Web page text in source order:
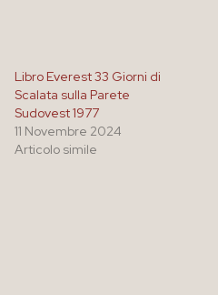
Libro Everest 33 Giorni di
Scalata sulla Parete
Sudovest 1977
11 Novembre 2024
Articolo simile